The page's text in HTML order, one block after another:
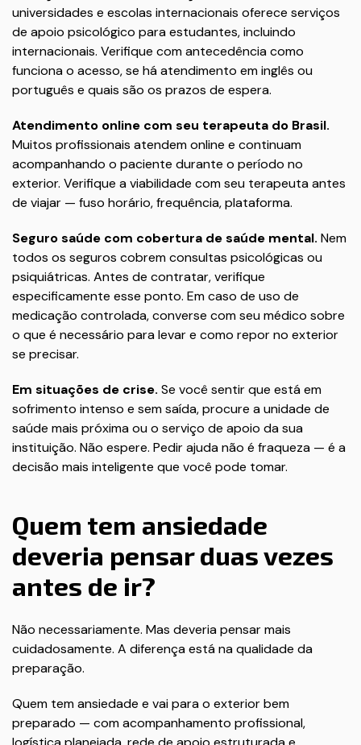
universidades e escolas internacionais oferece serviços
de apoio psicológico para estudantes, incluindo
internacionais. Verifique com antecedência como
funciona o acesso, se há atendimento em inglês ou
português e quais são os prazos de espera.
Atendimento online com seu terapeuta do Brasil.
Muitos profissionais atendem online e continuam
acompanhando o paciente durante o período no
exterior. Verifique a viabilidade com seu terapeuta antes
de viajar — fuso horário, frequência, plataforma.
Seguro saúde com cobertura de saúde mental. Nem
todos os seguros cobrem consultas psicológicas ou
psiquiátricas. Antes de contratar, verifique
especificamente esse ponto. Em caso de uso de
medicação controlada, converse com seu médico sobre
o que é necessário para levar e como repor no exterior
se precisar.
Em situações de crise. Se você sentir que está em
sofrimento intenso e sem saída, procure a unidade de
saúde mais próxima ou o serviço de apoio da sua
instituição. Não espere. Pedir ajuda não é fraqueza — é a
decisão mais inteligente que você pode tomar.
Quem tem ansiedade
deveria pensar duas vezes
antes de ir?
Não necessariamente. Mas deveria pensar mais
cuidadosamente. A diferença está na qualidade da
preparação.
Quem tem ansiedade e vai para o exterior bem
preparado — com acompanhamento profissional,